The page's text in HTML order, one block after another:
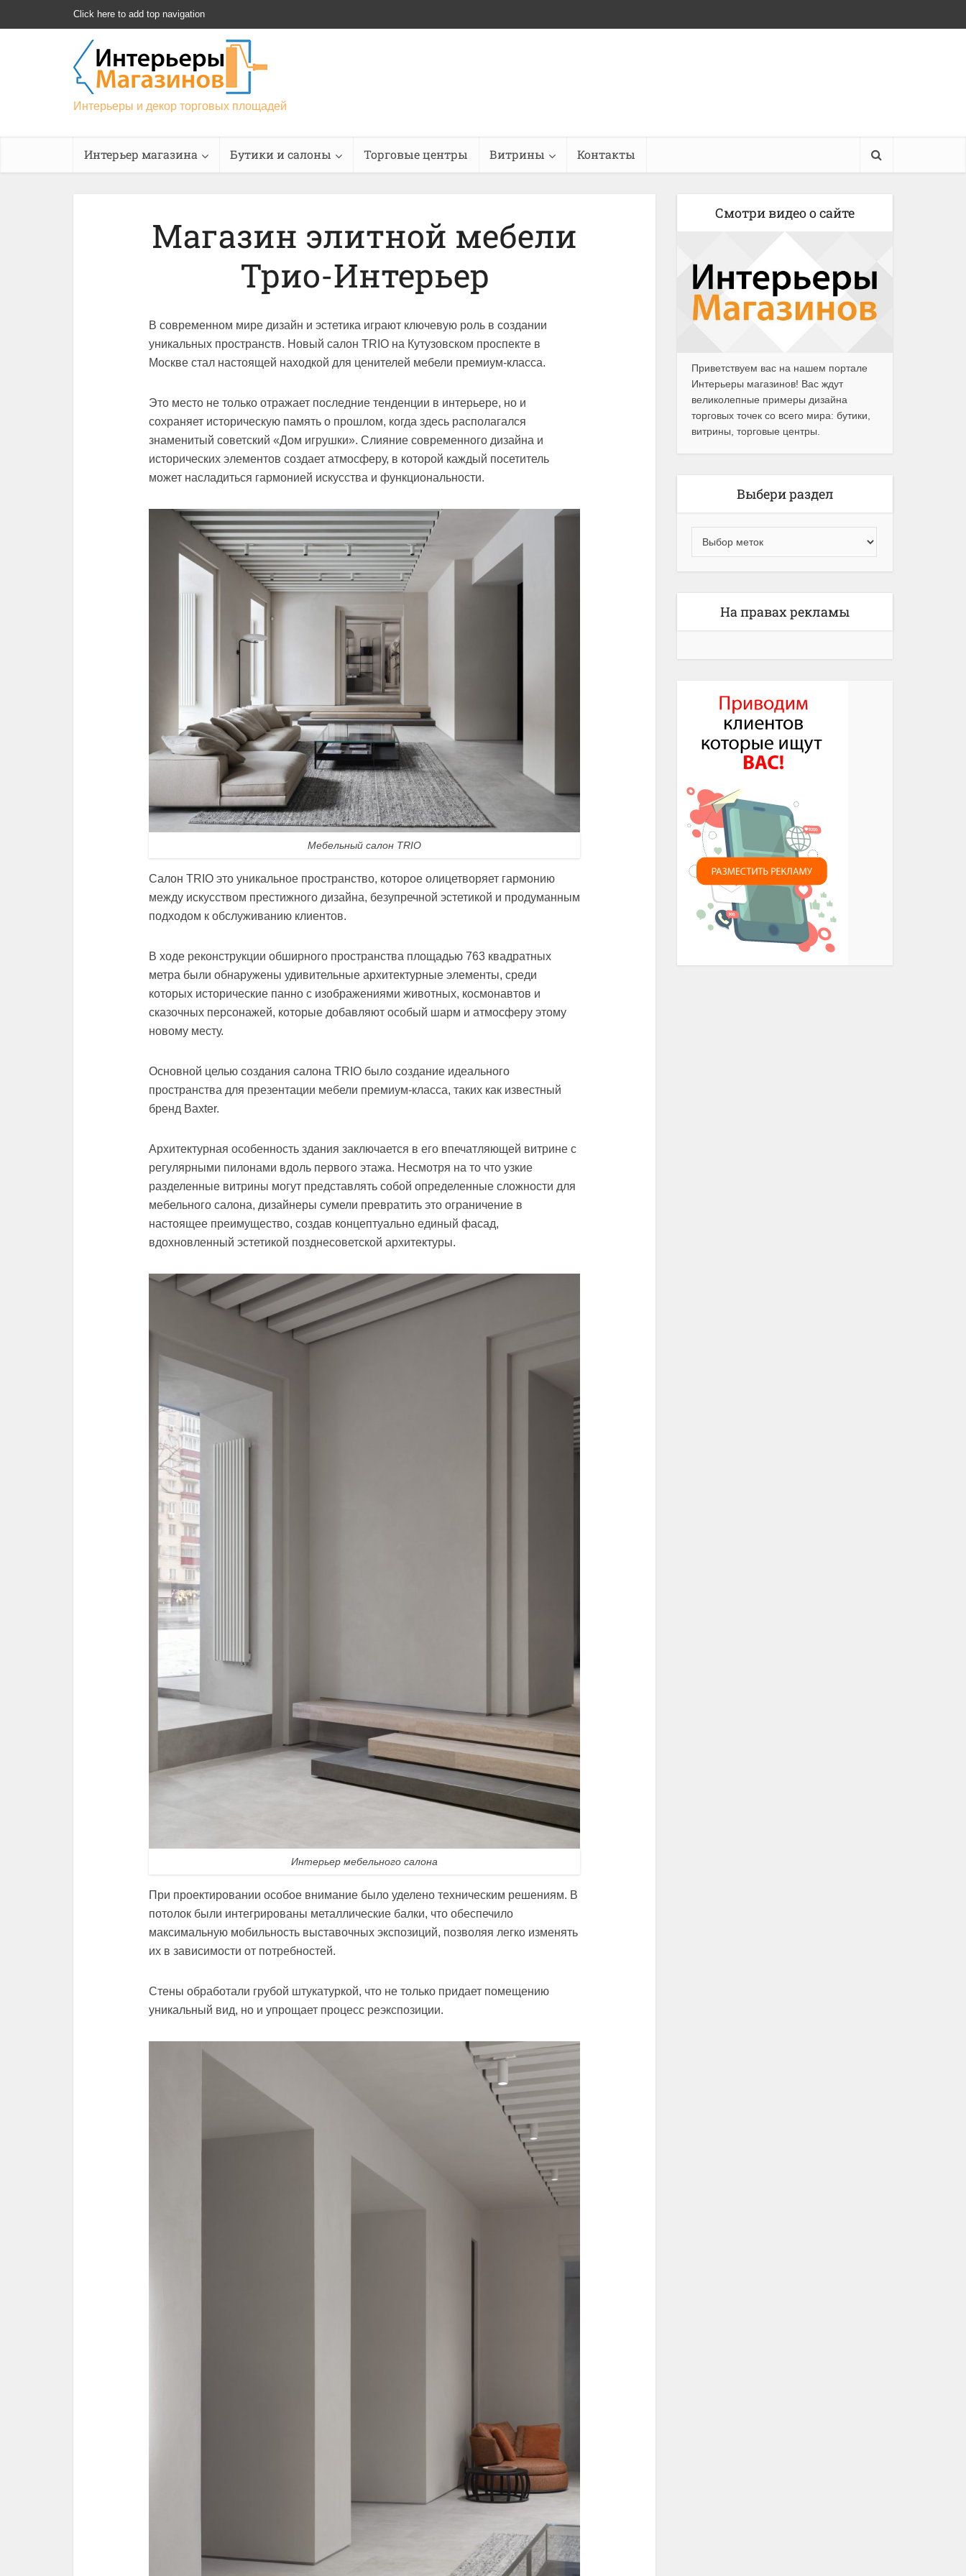
Click here to add top navigation
Интерьеры и декор торговых площадей
Интерьер магазина Бутики и салоны Торговые центры Витрины Контакты
Магазин элитной мебели
Трио-Интерьер
В современном мире дизайн и эстетика играют ключевую роль в создании
уникальных пространств. Новый салон TRIO на Кутузовском проспекте в
Москве стал настоящей находкой для ценителей мебели премиум-класса.
Это место не только отражает последние тенденции в интерьере, но и
сохраняет историческую память о прошлом, когда здесь располагался
знаменитый советский «Дом игрушки». Слияние современного дизайна и
исторических элементов создает атмосферу, в которой каждый посетитель
может насладиться гармонией искусства и функциональности.
Мебельный салон TRIO
Салон TRIO это уникальное пространство, которое олицетворяет гармонию
между искусством престижного дизайна, безупречной эстетикой и продуманным
подходом к обслуживанию клиентов.
В ходе реконструкции обширного пространства площадью 763 квадратных
метра были обнаружены удивительные архитектурные элементы, среди
которых исторические панно с изображениями животных, космонавтов и
сказочных персонажей, которые добавляют особый шарм и атмосферу этому
новому месту.
Основной целью создания салона TRIO было создание идеального
пространства для презентации мебели премиум-класса, таких как известный
бренд Baxter.
Архитектурная особенность здания заключается в его впечатляющей витрине с
регулярными пилонами вдоль первого этажа. Несмотря на то что узкие
разделенные витрины могут представлять собой определенные сложности для
мебельного салона, дизайнеры сумели превратить это ограничение в
настоящее преимущество, создав концептуально единый фасад,
вдохновленный эстетикой позднесоветской архитектуры.
Интерьер мебельного салона
При проектировании особое внимание было уделено техническим решениям. В
потолок были интегрированы металлические балки, что обеспечило
максимальную мобильность выставочных экспозиций, позволяя легко изменять
их в зависимости от потребностей.
Стены обработали грубой штукатуркой, что не только придает помещению
уникальный вид, но и упрощает процесс реэкспозиции.
Смотри видео о сайте
Приветствуем вас на нашем портале
Интерьеры магазинов! Вас ждут
великолепные примеры дизайна
торговых точек со всего мира: бутики,
витрины, торговые центры.
Выбери раздел
На правах рекламы